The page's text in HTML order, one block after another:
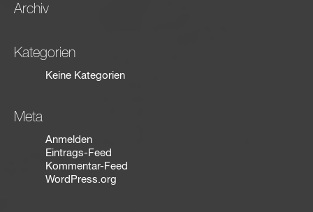
Archiv
Kategorien
Keine Kategorien
Meta
Anmelden
Eintrags-Feed
Kommentar-Feed
WordPress.org